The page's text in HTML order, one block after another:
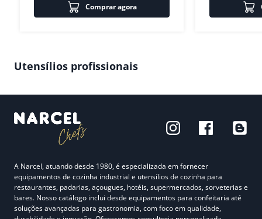
Comprar agora
Utensílios profissionais
A Narcel, atuando desde 1980, é especializada em fornecer
equipamentos de cozinha industrial e utensílios de cozinha para
restaurantes, padarias, açougues, hotéis, supermercados, sorveterias e
bares. Nosso catálogo inclui desde equipamentos para confeitaria até
soluções avançadas para gastronomia, com foco em qualidade,